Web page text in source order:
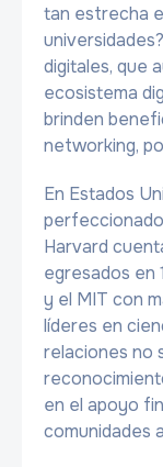
tan estrecha
digitales, que
ecosistema
brinden
networking,
En Estados
Harvard
egresados en
y el MIT con
líderes en
relaciones no
en el apoyo
comunidades